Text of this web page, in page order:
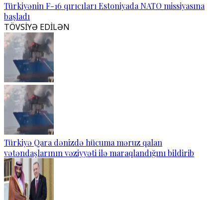
Türkiyənin F-16 qırıcıları Estoniyada NATO missiyasına
başladı
TÖVSİYƏ EDİLƏN
Türkiyə Qara dənizdə hücuma məruz qalan
vətəndaşlarının vəziyyəti ilə maraqlandığını bildirib